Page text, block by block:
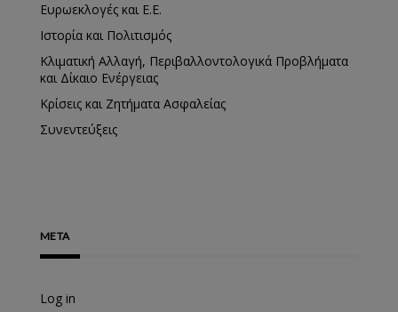
Ευρωεκλογές και Ε.Ε.
Ιστορία και Πολιτισμός
Κλιματική Αλλαγή, Περιβαλλοντολογικά Προβλήματα
και Δίκαιο Ενέργειας
Κρίσεις και Ζητήματα Ασφαλείας
Συνεντεύξεις
META
Log in